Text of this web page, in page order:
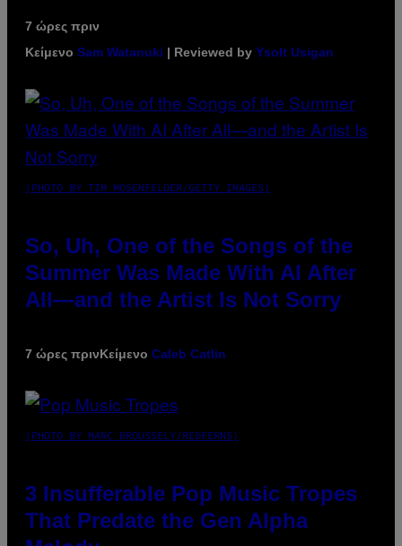
7 ώρες πριν
Κείμενο Sam Watanuki | Reviewed by Ysolt Usigan
(PHOTO BY TIM MOSENFELDER/GETTY IMAGES)
So, Uh, One of the Songs of the
Summer Was Made With AI After
All—and the Artist Is Not Sorry
7 ώρες πρινΚείμενο Caleb Catlin
(PHOTO BY MARC BROUSSELY/REDFERNS)
3 Insufferable Pop Music Tropes
That Predate the Gen Alpha